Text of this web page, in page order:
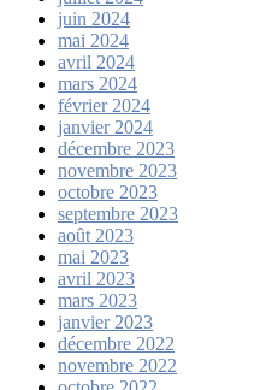
juin 2024
mai 2024
avril 2024
mars 2024
février 2024
janvier 2024
décembre 2023
novembre 2023
octobre 2023
septembre 2023
août 2023
mai 2023
avril 2023
mars 2023
janvier 2023
décembre 2022
novembre 2022